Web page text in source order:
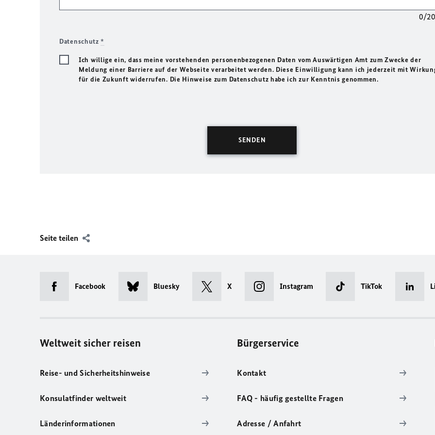
0/
Datenschutz*
Ich willige ein, dass meine vorstehenden personenbezogenen Daten vom Auswärtigen Amt zum Zwecke der
Meldung einer Barriere auf der Webseite verarbeitet werden. Diese Einwilligung kann ich jederzeit mit
für die Zukunft widerrufen. Die Hinweise zum Datenschutz habe ich zur Kenntnis genommen.
Seite teilen
Facebook Bluesky X Instagram TikTok
Weltweit sicher reisen
Reise- und Sicherheitshinweise
Konsulatfinder weltweit
Länderinformationen
Bürgerservice
Kontakt
FAQ - häufig gestellte Fragen
Adresse / Anfahrt